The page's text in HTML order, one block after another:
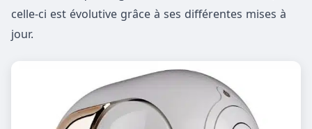
celle-ci est évolutive grâce à ses différentes mises à
jour.